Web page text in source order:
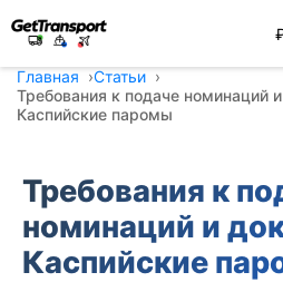
Главная
Статьи
Требования к подаче номинаций
Каспийские паромы
Требования к
номинаций и
Каспийские